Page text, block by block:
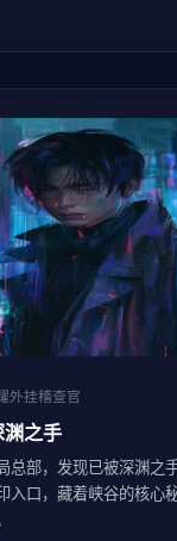
外挂稽查官
之手
总部，发现已被深渊之
入口，藏着峡谷的核心